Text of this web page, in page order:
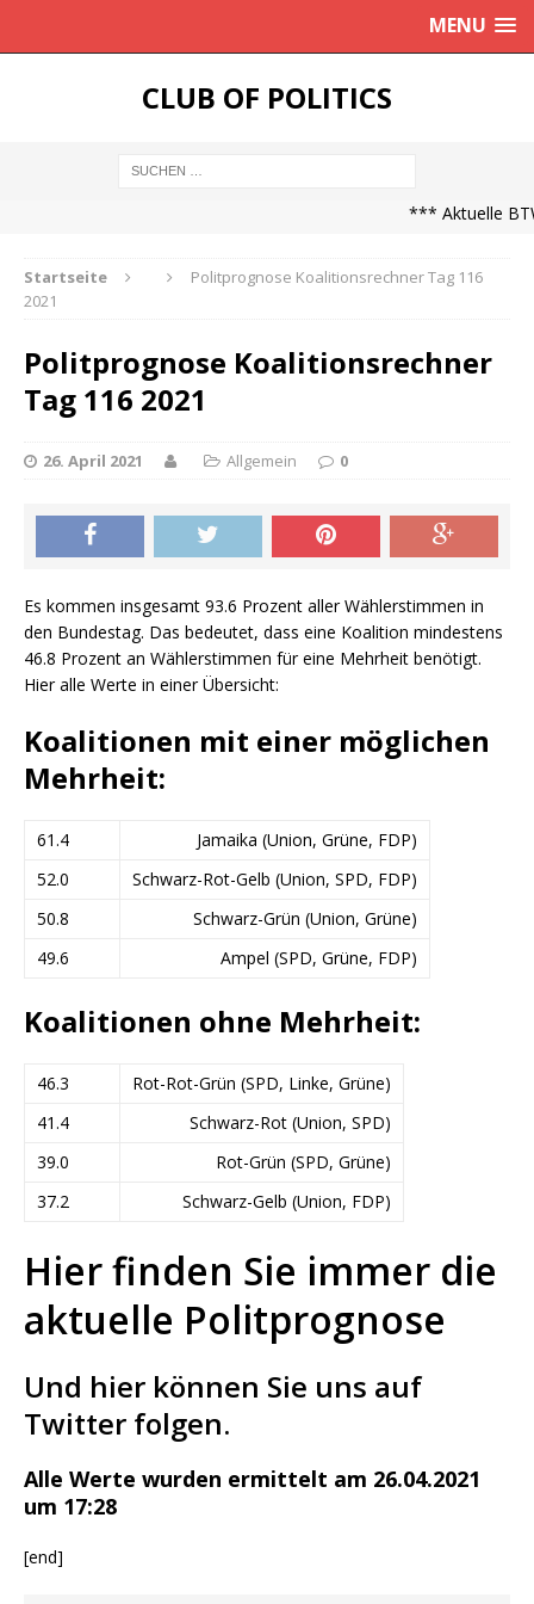
MENU
CLUB OF POLITICS
*** Aktuelle
Startseite
Politprognose Koalitionsrechner Tag 116
2021
Politprognose Koalitionsrechner
Tag 116 2021
26. April 2021 Allgemein 0
Es kommen insgesamt 93.6 Prozent aller Wählerstimmen in
den Bundestag. Das bedeutet, dass eine Koalition mindestens
46.8 Prozent an Wählerstimmen für eine Mehrheit benötigt.
Hier alle Werte in einer Übersicht:
Koalitionen mit einer möglichen
Mehrheit:
61.4
Jamaika (Union, Grüne, FDP)
52.0
Schwarz-Rot-Gelb (Union, SPD, FDP)
50.8
Schwarz-Grün (Union, Grüne)
49.6
Ampel (SPD, Grüne, FDP)
Koalitionen ohne Mehrheit:
46.3
Rot-Rot-Grün (SPD, Linke, Grüne)
41.4
Schwarz-Rot (Union, SPD)
39.0
Rot-Grün (SPD, Grüne)
37.2
Schwarz-Gelb (Union, FDP)
Hier finden Sie immer die
aktuelle Politprognose
Und hier können Sie uns auf
Twitter folgen.
Alle Werte wurden ermittelt am 26.04.2021
um 17:28
[end]